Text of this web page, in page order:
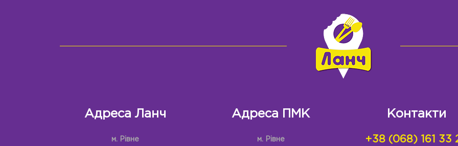
Адреса Ланч
м. Рівне
Адреса ПМК
м. Рівне
Контакти
+38 (068) 161 33